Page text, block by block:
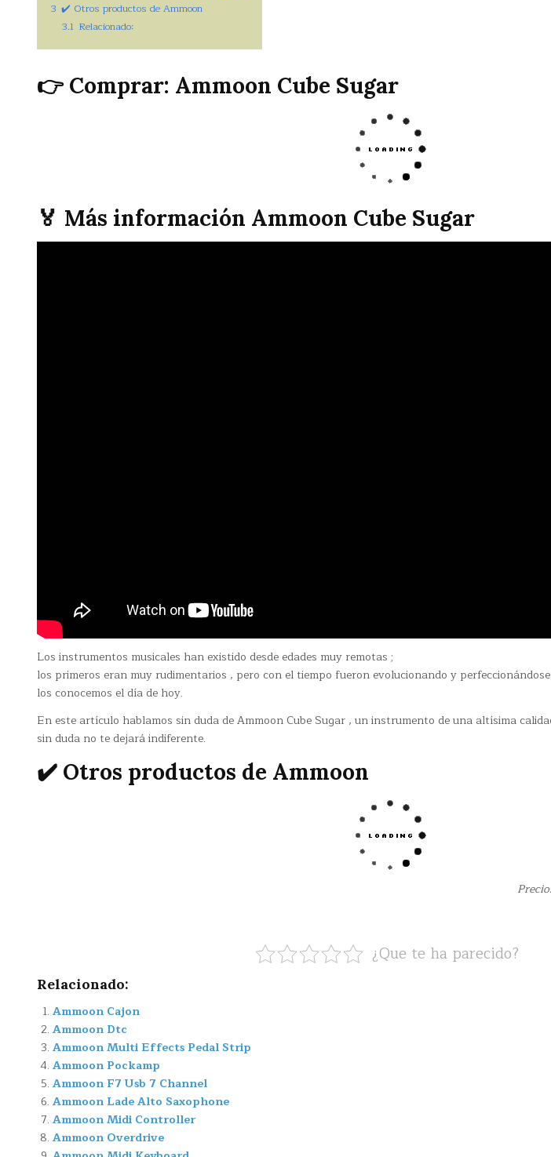
3 ✔️ Otros productos de Ammoon
3.1 Relacionado:
👉 Comprar: Ammoon Cube Sugar
🏅 Más información Ammoon Cube Sugar
Los instrumentos musicales han existido desde edades muy remotas ;
los primeros eran muy rudimentarios , pero con el tiempo fueron evolucionando y
los conocemos el día de hoy.
En este artículo hablamos sin duda de Ammoon Cube Sugar , un instrumento de una altísima
sin duda no te dejará indiferente.
✔️ Otros productos de Ammoon
¿Que te ha parecido?
Relacionado:
Ammoon Cajon
Ammoon Dtc
Ammoon Multi Effects Pedal Strip
Ammoon Pockamp
Ammoon F7 Usb 7 Channel
Ammoon Lade Alto Saxophone
Ammoon Midi Controller
Ammoon Overdrive